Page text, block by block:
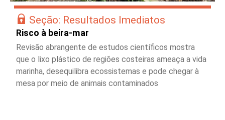
Seção: Resultados Imediatos
Risco à beira-mar
Revisão abrangente de estudos científicos mostra
que o lixo plástico de regiões costeiras ameaça a vida
marinha, desequilibra ecossistemas e pode chegar à
mesa por meio de animais contaminados